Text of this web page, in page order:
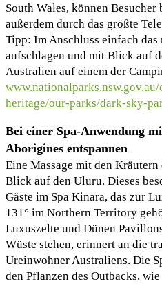
South Wales, können
außerdem durch das größte
Tipp: Im Anschluss einfach
aufschlagen und mit Blick auf
Australien auf einem der
heritage/our-parks/dark-sky-
Bei einer Spa-Anwendung
Aborigines entspannen
Eine Massage mit den
Blick auf den Uluru. Dieses
Gäste im Spa Kinara, das zur
131° im Northern Territory
Luxuszelte und Dünen
Wüste stehen, erinnert an die
Ureinwohner Australiens. Die
den Pflanzen des Outbacks,